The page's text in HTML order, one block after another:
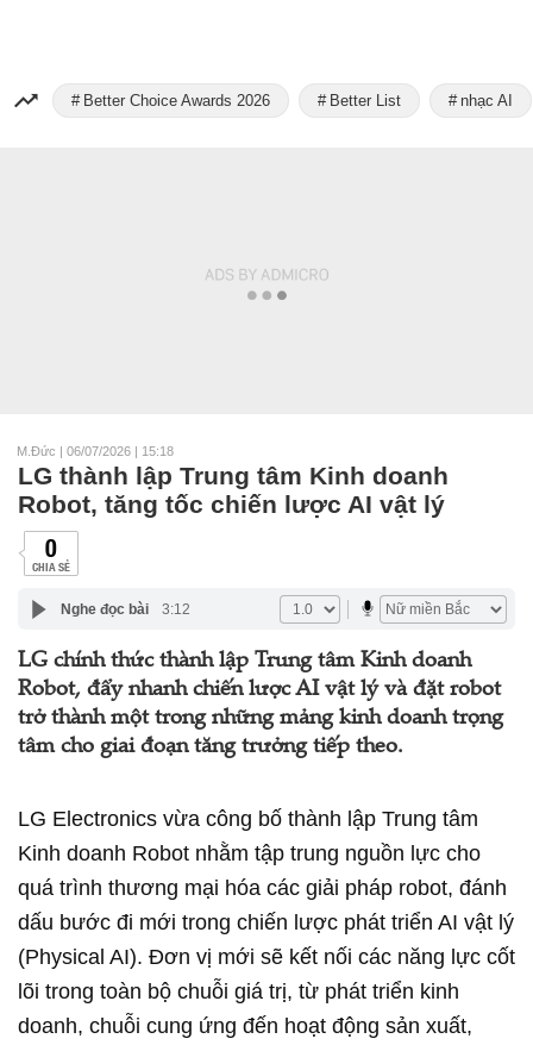
Better Choice Awards 2026 Better List nhạc AI
M.Đức | 06/07/2026 | 15:18
LG thành lập Trung tâm Kinh doanh
Robot, tăng tốc chiến lược AI vật lý
0
CHIA SẺ
Nghe đọc bài 3:12
LG chính thức thành lập Trung tâm Kinh doanh
Robot, đẩy nhanh chiến lược AI vật lý và đặt robot
trở thành một trong những mảng kinh doanh trọng
tâm cho giai đoạn tăng trưởng tiếp theo.
LG Electronics vừa công bố thành lập Trung tâm
Kinh doanh Robot nhằm tập trung nguồn lực cho
quá trình thương mại hóa các giải pháp robot, đánh
dấu bước đi mới trong chiến lược phát triển AI vật lý
(Physical AI). Đơn vị mới sẽ kết nối các năng lực cốt
lõi trong toàn bộ chuỗi giá trị, từ phát triển kinh
doanh, chuỗi cung ứng đến hoạt động sản xuất,